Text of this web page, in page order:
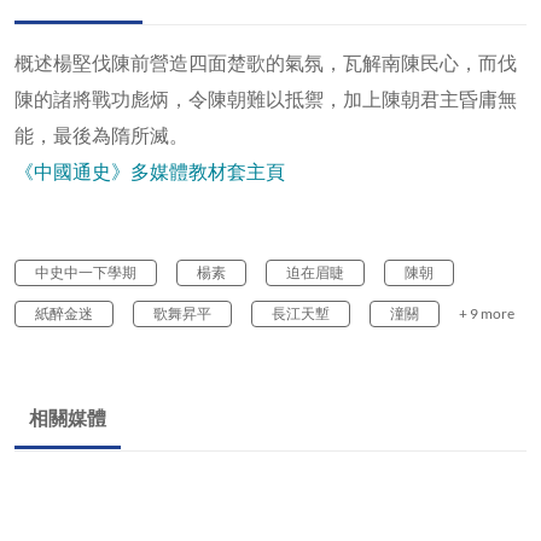
概述楊堅伐陳前營造四面楚歌的氣氛，瓦解南陳民心，而伐
陳的諸將戰功彪炳，令陳朝難以抵禦，加上陳朝君主昏庸無
能，最後為隋所滅。
《中國通史》多媒體教材套主頁
中史中一下學期 楊素 迫在眉睫 陳朝
紙醉金迷 歌舞昇平 長江天塹 潼關 + 9 more
相關媒體